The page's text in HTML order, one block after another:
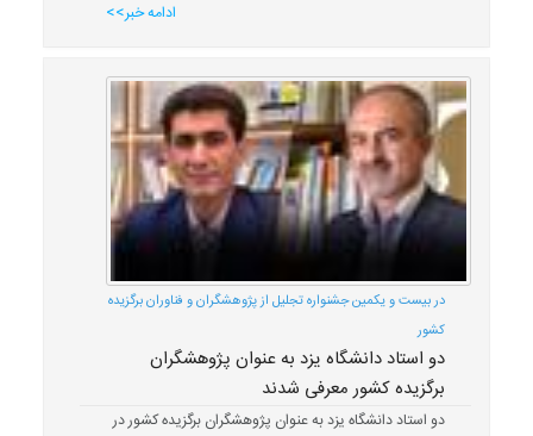
ادامه خبر>>
در بیست و یکمین جشنواره تجلیل از پژوهشگران و فناوران برگزیده
کشور
دو استاد دانشگاه یزد به عنوان پژوهشگران
برگزیده کشور معرفی شدند
دو استاد دانشگاه یزد به عنوان پژوهشگران برگزیده کشور در